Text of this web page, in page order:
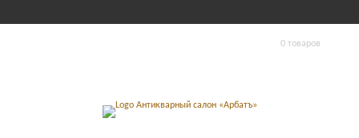
0 товаров